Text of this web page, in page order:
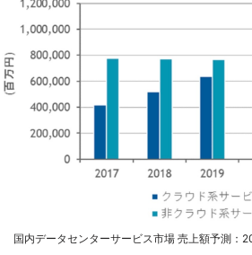
国内データセンターサービス市場 売上額予測：